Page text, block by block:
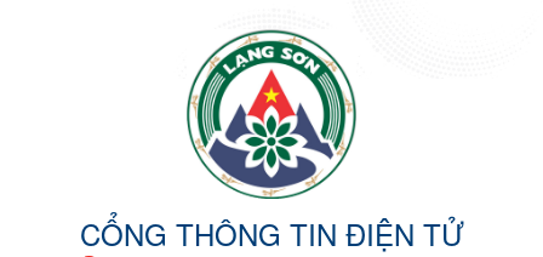
CỔNG THÔNG TIN ĐIỆN TỬ